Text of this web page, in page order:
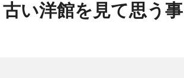
古い洋館を見て思う